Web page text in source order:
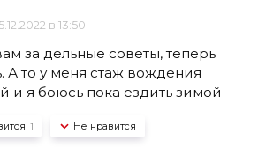
в 13:50
за дельные советы, теперь
А то у меня стаж вождения
и я боюсь пока ездить зимой
1 Не нравится